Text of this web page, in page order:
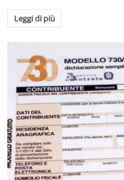
Leggi di più